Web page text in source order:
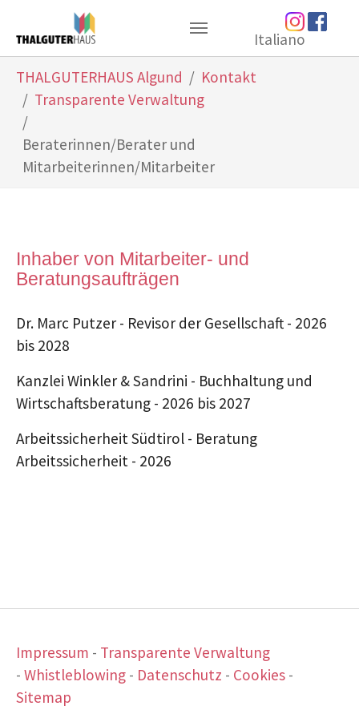
Zum Hauptinhalt springen
Italiano
THALGUTERHAUS Algund
Kontakt
Transparente Verwaltung
Beraterinnen/Berater und
Mitarbeiterinnen/Mitarbeiter
Inhaber von Mitarbeiter- und
Beratungsaufträgen
Dr. Marc Putzer - Revisor der Gesellschaft - 2026
bis 2028
Kanzlei Winkler & Sandrini - Buchhaltung und
Wirtschaftsberatung - 2026 bis 2027
Arbeitssicherheit Südtirol - Beratung
Arbeitssicherheit - 2026
Impressum - Transparente Verwaltung
- Whistleblowing - Datenschutz - Cookies -
Sitemap